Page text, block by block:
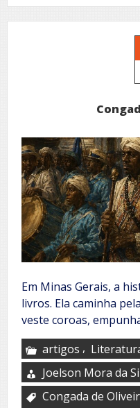
Em Minas Gerais, a
livros. Ela caminha
veste coroas,
artigos ,
Joelson Mora da
Congada de